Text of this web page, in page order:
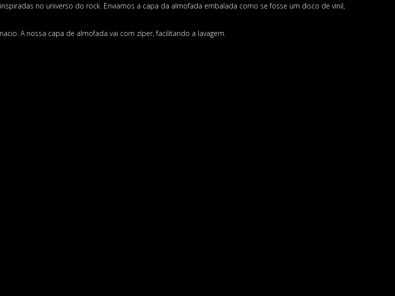
no universo do rock. Enviamos a capa da almofada embalada como se fosse um disco de vinil,
A nossa capa de almofada vai com zíper, facilitando a lavagem.